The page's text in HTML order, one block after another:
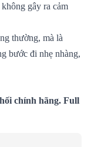
gây ra cảm
thường, mà là
bước đi nhẹ nhàng,
chính hãng. Full